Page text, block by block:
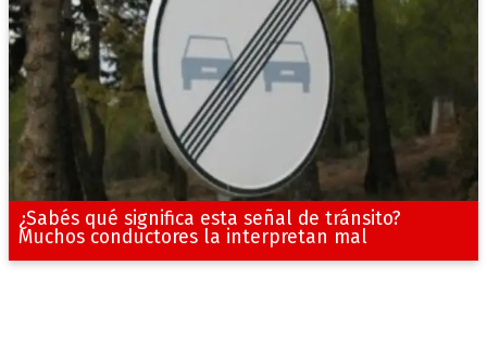
¿Sabés qué significa esta señal de tránsito?
Muchos conductores la interpretan mal